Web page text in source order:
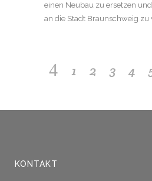
einen Neubau zu ersetzen
an die Stadt Braunschweig zu
1 2 3 4
KONTAKT